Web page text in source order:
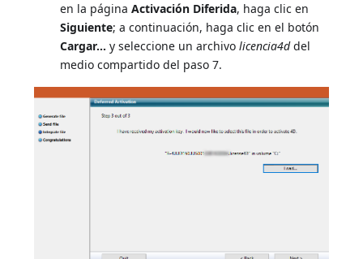
en la páginaActivación Diferida, haga clic en
Siguiente; a continuación, haga clic en el botón
Cargar... y seleccione un archivolicencia4ddel
medio compartido del paso 7.